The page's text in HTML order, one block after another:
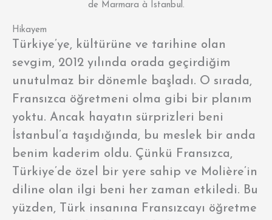
Hikayem
Türkiye’ye, kültürüne ve tarihine olan
sevgim, 2012 yılında orada geçirdiğim
unutulmaz bir dönemle başladı. O sırada,
Fransızca öğretmeni olma gibi bir planım
yoktu. Ancak hayatın sürprizleri beni
İstanbul’a taşıdığında, bu meslek bir anda
benim kaderim oldu. Çünkü Fransızca,
Türkiye’de özel bir yere sahip ve Molière’in
diline olan ilgi beni her zaman etkiledi. Bu
yüzden, Türk insanına Fransızcayı öğretme